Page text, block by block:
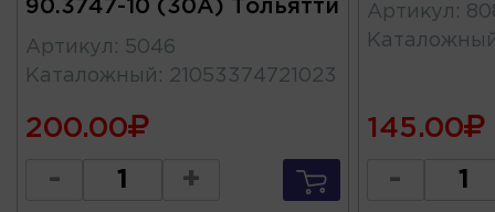
90.3747-10 (30А) Тольятти
Артикул : 5046
Каталожный : 21053374721023
200.00
- +
Артикул :
145.00
-